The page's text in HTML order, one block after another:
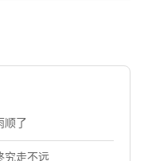
顺了
究走不远